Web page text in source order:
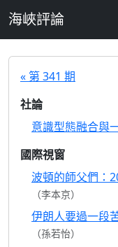
海峽評論
« 第 341 期
社論
意識型態融合與
國際視窗
波頓的師父們：
（李本京）
伊朗人要過一段
（孫若怡）